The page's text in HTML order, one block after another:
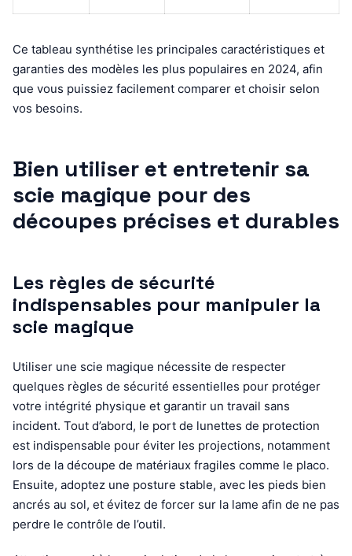
Ce tableau synthétise les principales caractéristiques et
garanties des modèles les plus populaires en 2024, afin
que vous puissiez facilement comparer et choisir selon
vos besoins.
Bien utiliser et entretenir sa
scie magique pour des
découpes précises et durables
Les règles de sécurité
indispensables pour manipuler la
scie magique
Utiliser une scie magique nécessite de respecter
quelques règles de sécurité essentielles pour protéger
votre intégrité physique et garantir un travail sans
incident. Tout d’abord, le port de lunettes de protection
est indispensable pour éviter les projections, notamment
lors de la découpe de matériaux fragiles comme le placo.
Ensuite, adoptez une posture stable, avec les pieds bien
ancrés au sol, et évitez de forcer sur la lame afin de ne pas
perdre le contrôle de l’outil.